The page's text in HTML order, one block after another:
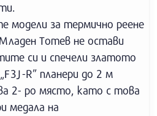
модели за термично реене
Тотев не остави
си и спечели златото
R” планери до 2 м
2- ро място, като с това
медала на